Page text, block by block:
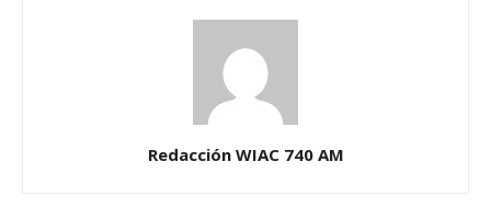
Redacción WIAC 740 AM